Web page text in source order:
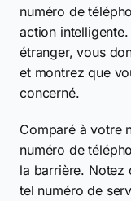
numéro de
action
étranger, vous
et montrez que
concerné.
Comparé à votre
numéro de
la barrière. Notez
tel numéro de